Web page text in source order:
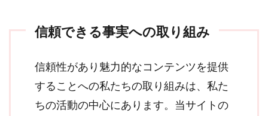
信頼できる事実への取り組み
信頼性があり魅力的なコンテンツを提供
することへの私たちの取り組みは、私た
ちの活動の中心にあります。当サイトの